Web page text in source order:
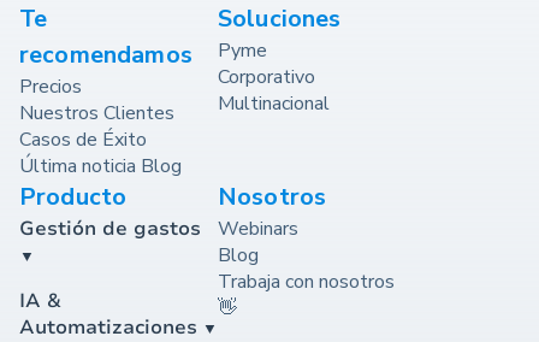
Te
recomendamos
Precios
Nuestros Clientes
Casos de Éxito
Última noticia Blog
Soluciones
Pyme
Corporativo
Multinacional
Producto
Gestión de gastos
IA &
Automatizaciones
Nosotros
Webinars
Blog
Trabaja con nosotros
👋